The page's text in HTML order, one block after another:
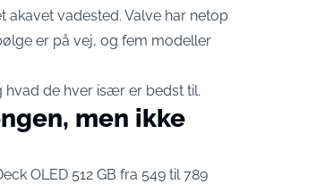
akavet vadested. Valve har netop
er på vej, og fem modeller
hvad de hver især er bedst til.
men ikke
OLED 512 GB fra 549 til 789